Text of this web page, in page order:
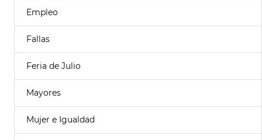
Empleo
Fallas
Feria de Julio
Mayores
Mujer e Igualdad